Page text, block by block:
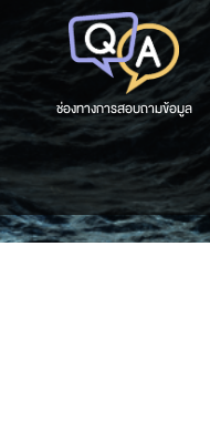
ช่องทางการสอบถามข้อมูล